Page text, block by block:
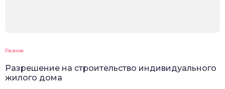
Разное
Разрешение на строительство индивидуального
жилого дома